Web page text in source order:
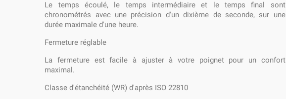
Le temps écoulé, le temps intermédiaire et le temps final sont
chronométrés avec une précision d'un dixième de seconde, sur une
durée maximale d'une heure.
Fermeture réglable
La fermeture est facile à ajuster à votre poignet pour un confort
maximal.
Classe d'étanchéité (WR) d'après ISO 22810